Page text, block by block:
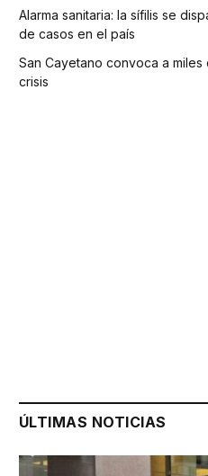
Alarma sanitaria: la sífilis se
de casos en el país
San Cayetano convoca a
crisis
ÚLTIMAS NOTICIAS